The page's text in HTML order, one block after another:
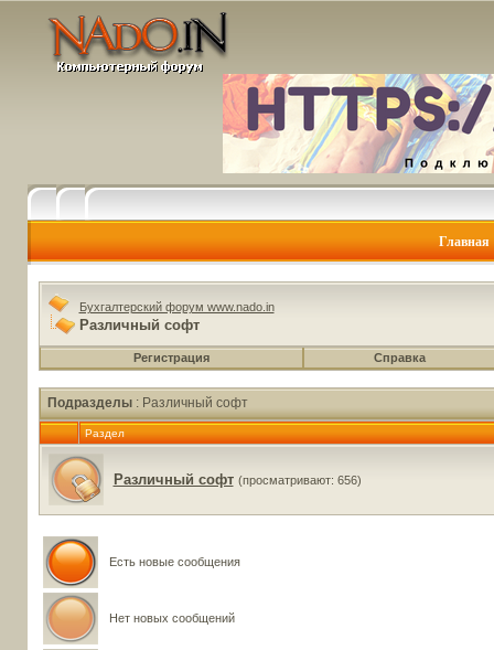
Главная
Бухгалтерский форум www.nado.in
Различный софт
Регистрация Справка
Подразделы: Различный софт
Раздел
Различный софт (просматривают: 656)
Есть новые сообщения
Нет новых сообщений